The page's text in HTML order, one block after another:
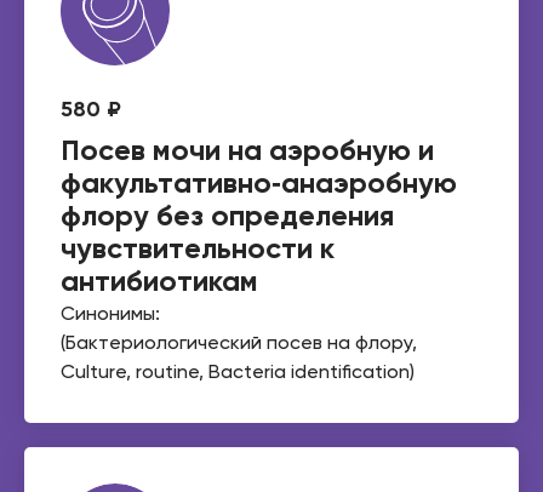
580 ₽
Посев мочи на аэробную и
факультативно‑анаэробную
флору без определения
чувствительности к
антибиотикам
Синонимы:
(Бактериологический посев на флору,
Culture, routine, Bacteria identification)